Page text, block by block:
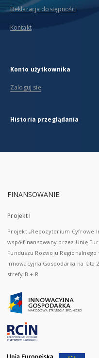
Deklaracja dostępności
Kontakt
Konto użytkownika
Zaloguj się
Historia przeglądania
FINANSOWANIE:
Projekt I
Projekt „Repozytorium Cyfrowe
współfinansowany przez Unię
Funduszu Rozwoju
Innowacyjna Gospodarka na lata
strefy B + R